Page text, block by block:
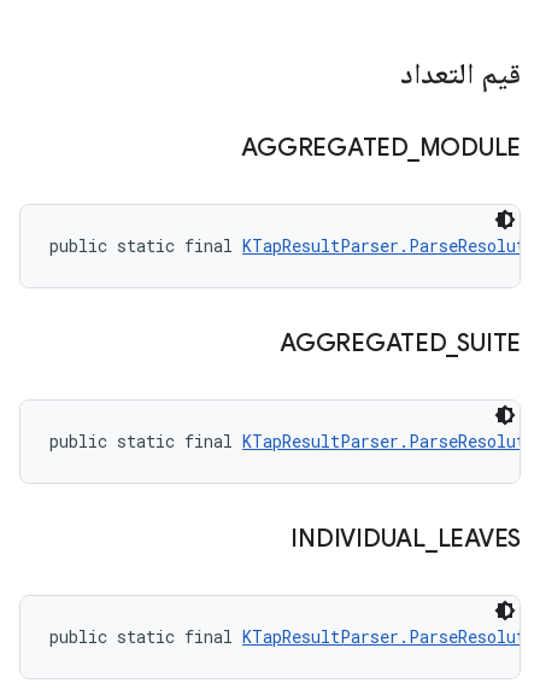
قيم التعداد
AGGREGATED_ MODULE
public static final
AGGREGATED_SUITE
public static final
INDIVIDUAL_ LEAVES
public static final